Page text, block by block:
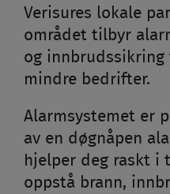
Verisures lokale
området tilbyr
og
mindre bedrifter.
Alarmsystemet er
av en døgnåpen
hjelper deg raskt i
oppstå brann,